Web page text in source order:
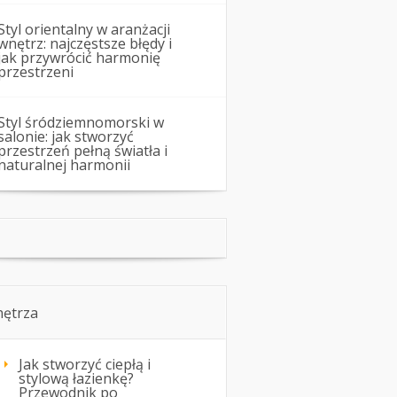
orientalny w aranżacji
najczęstsze błędy i
przywrócić harmonię
śródziemnomorski w
jak stworzyć
pełną światła i
harmonii
Jak stworzyć ciepłą i
stylową łazienkę?
Przewodnik po